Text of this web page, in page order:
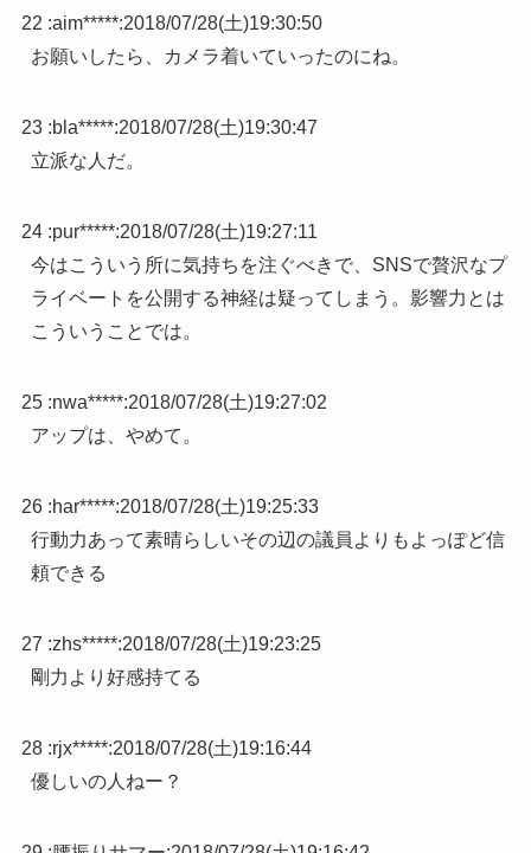
22 :aim*****:2018/07/28(土)19:30:50
お願いしたら、カメラ着いていったのにね。
23 :bla*****:2018/07/28(土)19:30:47
立派な人だ。
24 :pur*****:2018/07/28(土)19:27:11
今はこういう所に気持ちを注ぐべきで、SNSで贅沢なプ
ライベートを公開する神経は疑ってしまう。影響力とは
こういうことでは。
25 :nwa*****:2018/07/28(土)19:27:02
アップは、やめて。
26 :har*****:2018/07/28(土)19:25:33
行動力あって素晴らしいその辺の議員よりもよっぽど信
頼できる
27 :zhs*****:2018/07/28(土)19:23:25
剛力より好感持てる
28 :rjx*****:2018/07/28(土)19:16:44
優しいの人ねー？